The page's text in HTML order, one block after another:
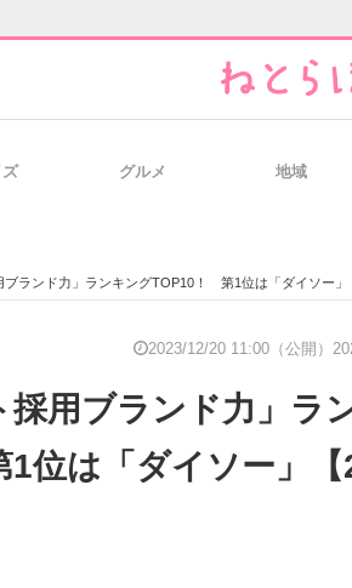
IT製品の技術・比較・
ズ グルメ 地域
ブランド力」ランキングTOP10！ 第1位は「ダイソー」
2023/12/20 11:00（公開）
採用ブランド力」ラ
位は「ダイソー」【